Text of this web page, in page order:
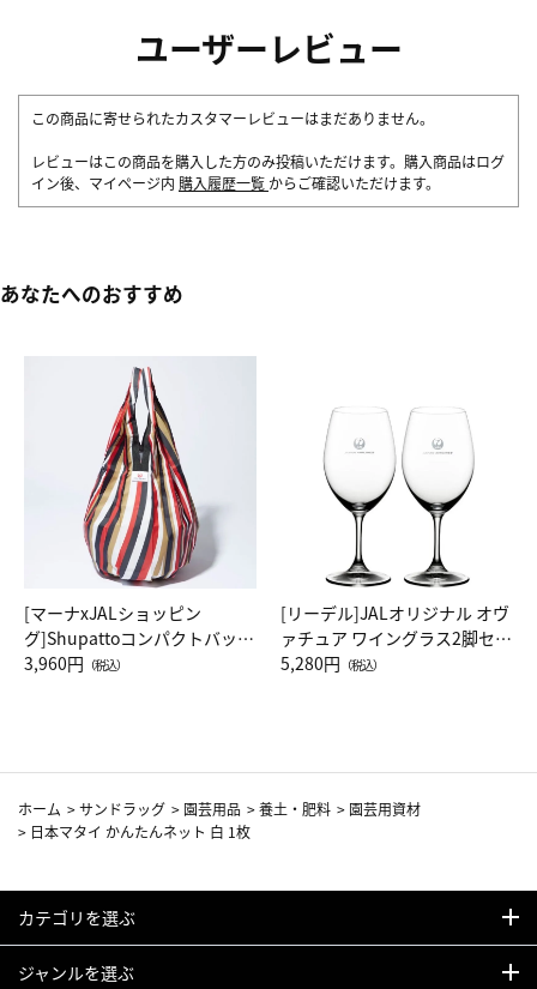
ユーザーレビュー
この商品に寄せられたカスタマーレビューはまだありません。
レビューはこの商品を購入した方のみ投稿いただけます。購入商品はログ
イン後、マイページ内 購入履歴一覧 からご確認いただけます。
あなたへのおすすめ
[マーナxJALショッピン
グ]Shupattoコンパクトバッグ
Drop JAL客室乗務員（LC）ス
3,960円 （税込）
[リーデル]JALオリジナル オヴ
ァチュア ワイングラス2脚セッ
ト（レッドワイン）
5,280円 （税込）
ホーム >サンドラッグ > 園芸用品 >養土・肥料 > 園芸用資材
> 日本マタイ かんたんネット 白 1枚
カテゴリを選ぶ
ジャンルを選ぶ